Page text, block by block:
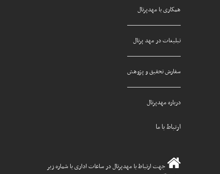
همکاری با مهدپرتال
تبلیغات در مهد پرتال
سفارش تحقیق و پژوهش
درباره مهدپرتال
ارتباط با ما
جهت ارتباط با مهدپرتال در ساعات اداری با شماره زیر